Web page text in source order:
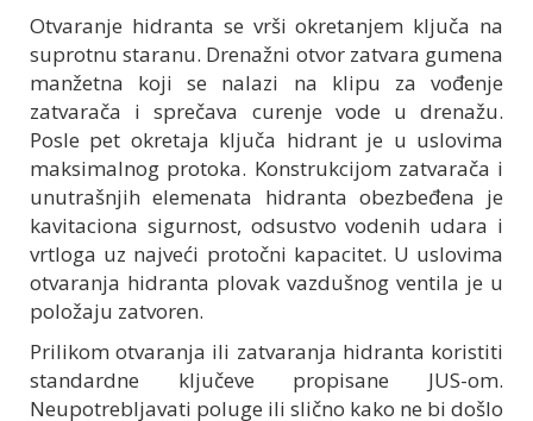
Otvaranje hidranta se vrši okretanjem ključa na
suprotnu staranu. Drenažni otvor zatvara gumena
manžetna koji se nalazi na klipu za vođenje
zatvarača i sprečava curenje vode u drenažu.
Posle pet okretaja ključa hidrant je u uslovima
maksimalnog protoka. Konstrukcijom zatvarača i
unutrašnjih elemenata hidranta obezbeđena je
kavitaciona sigurnost, odsustvo vodenih udara i
vrtloga uz najveći protočni kapacitet. U uslovima
otvaranja hidranta plovak vazdušnog ventila je u
položaju zatvoren.
Prilikom otvaranja ili zatvaranja hidranta koristiti
standardne ključeve propisane JUS-om.
Neupotrebljavati poluge ili slično kako ne bi došlo